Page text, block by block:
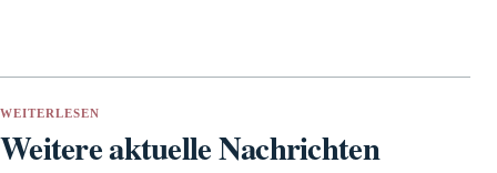
WEITERLESEN
Weitere aktuelle Nachrichten